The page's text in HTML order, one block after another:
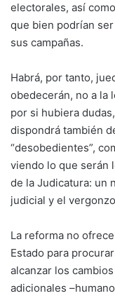
electorales, así
que bien podrían
sus campañas.
Habrá, por tanto,
obedecerán, no a la
por si hubiera
dispondrá también
“desobedientes”,
viendo lo que serán
de la Judicatura: un
judicial y el
La reforma no
Estado para
alcanzar los
adicionales